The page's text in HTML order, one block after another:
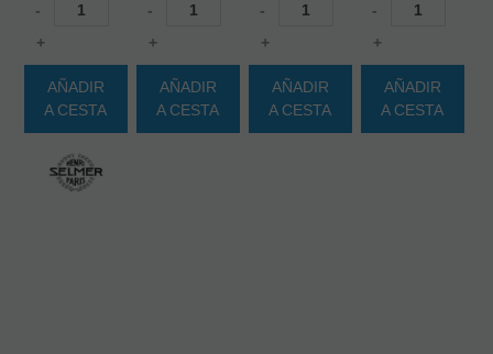
-
+
AÑADIR
A CESTA
-
+
AÑADIR
A CESTA
-
+
AÑADIR
A CESTA
-
+
AÑADIR
A CESTA